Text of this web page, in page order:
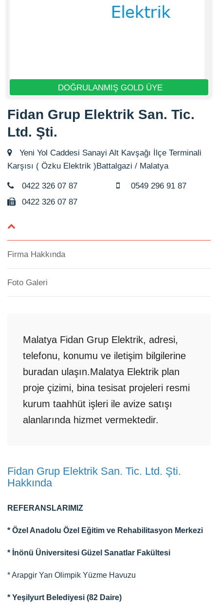
DOĞRULANMIŞ GOLD ÜYE
Fidan Grup Elektrik San. Tic.
Ltd. Şti.
Yeni Yol Caddesi Sanayi Alt Kavşağı İlçe Terminali
Karşısı ( Özku Elektrik )Battalgazi / Malatya
0422 326 07 87
0549 296 91 87
0422 326 07 87
Firma Hakkında
Foto Galeri
Malatya Fidan Grup Elektrik, adresi,
telefonu, konumu ve iletişim bilgilerine
buradan ulaşın.Malatya Elektrik plan
proje çizimi, bina tesisat projeleri resmi
kurum taahhüt işleri ile avize satışı
alanlarında hizmet vermektedir.
Fidan Grup Elektrik San. Tic. Ltd. Şti.
Hakkında
REFERANSLARIMIZ
* Özel Anadolu Özel Eğitim ve Rehabilitasyon Merkezi
* İnönü Üniversitesi Güzel Sanatlar Fakültesi
* Arapgir Yarı Olimpik Yüzme Havuzu
* Yeşilyurt Belediyesi (82 Daire)